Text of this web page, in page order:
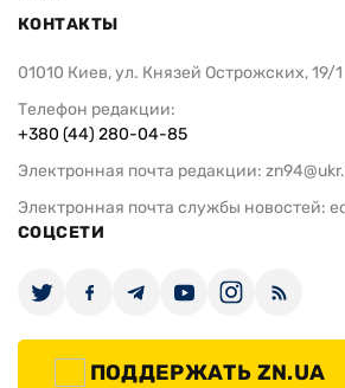
КОНТАКТЫ
01010 Киев, ул. Князей Острожских, 19/1
Телефон редакции:
+380 (44) 280-04-85
Электронная почта редакции:
Электронная почта службы новостей:
СОЦСЕТИ
ПОДДЕРЖАТЬ ZN.UA